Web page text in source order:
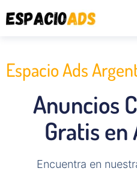
Espacio Ads
Anuncios
Gratis
Encuentra en